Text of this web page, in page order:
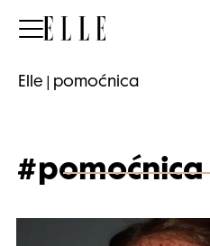
Elle
Elle pomoćnica
#pomoćnica